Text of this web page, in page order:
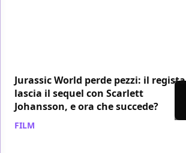
Jurassic World perde pezzi: il regista
lascia il sequel con Scarlett
Johansson, e ora che succede?
FILM